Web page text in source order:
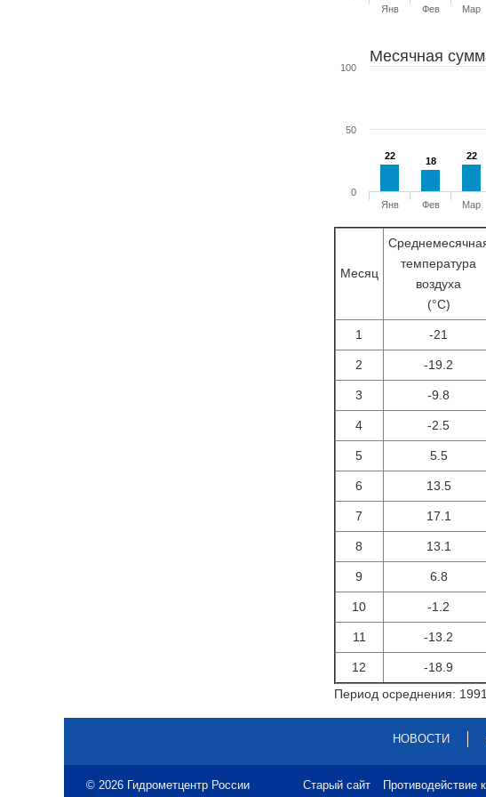
Янв Фев Мар
Месячная
22
22 18
18 22
22
Янв Фев Мар
0
50
100
Месяц
температура
воздуха
(°С)
1 -21
2 -19.2
3 -9.8
4 -2.5
5 5.5
6 13.5
7 17.1
8 13.1
9 6.8
10 -1.2
11 -13.2
12 -18.9
Период осреднения:
НОВОСТИ
© 2026 Гидрометцентр России Старый сайт Противодействие